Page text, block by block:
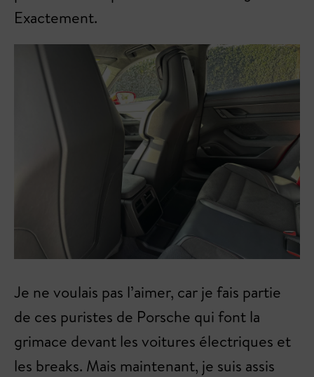
Exactement.
Je ne voulais pas l’aimer, car je fais partie
de ces puristes de Porsche qui font la
grimace devant les voitures électriques et
les breaks. Mais maintenant, je suis assis